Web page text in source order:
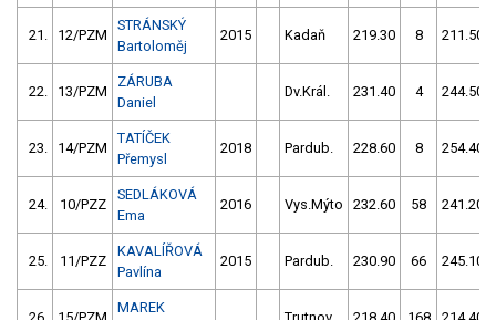
21. 12/PZM
STRÁNSKÝ
Bartoloměj
2015 Kadaň 219.30 8 211.50
22. 13/PZM
ZÁRUBA
Daniel
Dv.Král. 231.40 4 244.50
23. 14/PZM
TATÍČEK
Přemysl
2018 Pardub. 228.60 8 254.40
24. 10/PZZ
SEDLÁKOVÁ
Ema
2016 Vys.Mýto 232.60 58 241.20
25. 11/PZZ
KAVALÍŘOVÁ
Pavlína
2015 Pardub. 230.90 66 245.10
MAREK